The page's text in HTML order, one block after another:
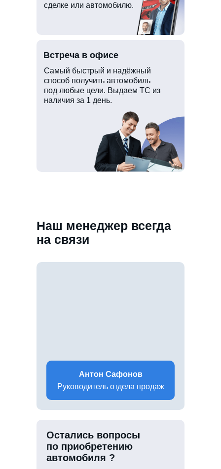
сделке или автомобилю.
Самый быстрый и надёжный
способ получить автомобиль
под любые цели. Выдаем ТС из
наличия за 1 день.
Встреча в офисе
Наш менеджер всегда
на связи
Остались вопросы
по приобретению
автомобиля ?
Антон Сафонов
Руководитель отдела продаж